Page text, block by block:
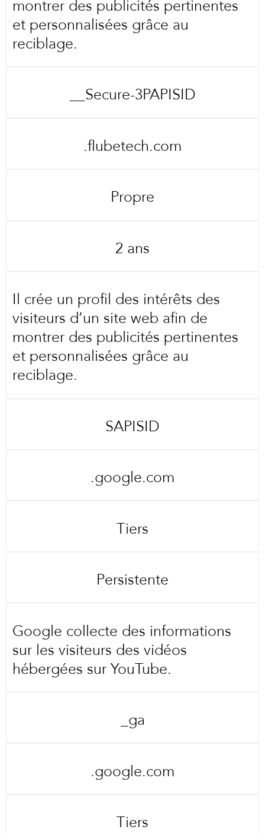
montrer des publicités pertinentes
et personnalisées grâce au
reciblage.
__Secure-3PAPISID
.flubetech.com
Propre
2 ans
Il crée un profil des intérêts des
visiteurs d’un site web afin de
montrer des publicités pertinentes
et personnalisées grâce au
reciblage.
SAPISID
.google.com
Tiers
Persistente
Google collecte des informations
sur les visiteurs des vidéos
hébergées sur YouTube.
_ga
.google.com
Tiers